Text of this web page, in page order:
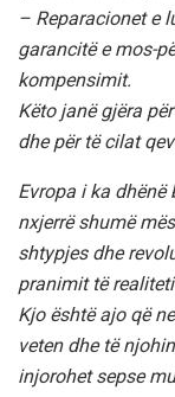
– Reparacionet e
garancitë e mos-
kompensimit.
Këto janë gjëra
dhe për të cilat
Evropa i ka
nxjerrë shumë
shtypjes dhe
pranimit të
Kjo është ajo që
veten dhe të
injorohet sepse